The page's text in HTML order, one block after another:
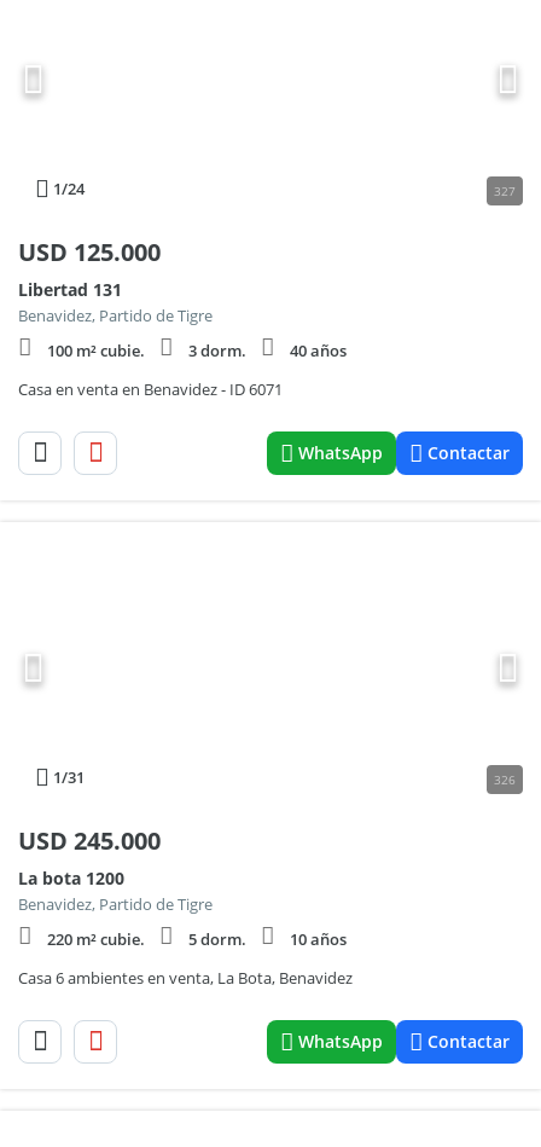
1/24 327
USD 125.000
Libertad 131
Benavidez, Partido de Tigre
100 m² cubie.
3 dorm.
40 años
Casa en venta en Benavidez - ID 6071
WhatsApp Contactar
1/31 326
USD 245.000
La bota 1200
Benavidez, Partido de Tigre
220 m² cubie.
5 dorm.
10 años
Casa 6 ambientes en venta, La Bota, Benavidez
WhatsApp Contactar